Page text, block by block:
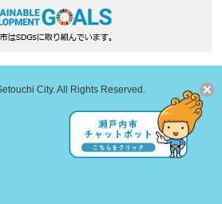
City. All Rights Reserved.